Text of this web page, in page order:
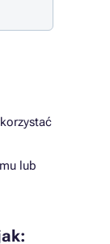
lub